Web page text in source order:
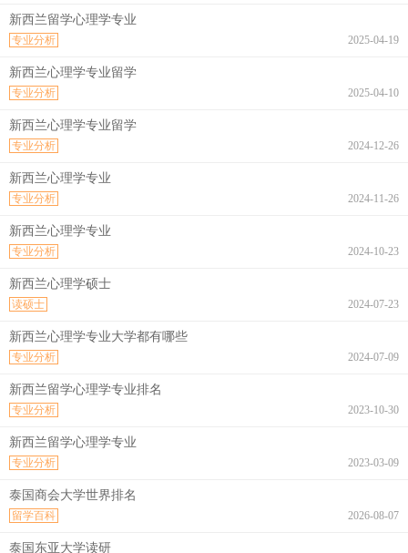
新西兰留学心理学专业
2025-04-19
专业分析
新西兰心理学专业留学
2025-04-10
专业分析
新西兰心理学专业留学
2024-12-26
专业分析
新西兰心理学专业
2024-11-26
专业分析
新西兰心理学专业
2024-10-23
专业分析
新西兰心理学硕士
2024-07-23
读硕士
新西兰心理学专业大学都有哪些
2024-07-09
专业分析
新西兰留学心理学专业排名
2023-10-30
专业分析
新西兰留学心理学专业
2023-03-09
专业分析
泰国商会大学世界排名
2026-08-07
留学百科
泰国东亚大学读研